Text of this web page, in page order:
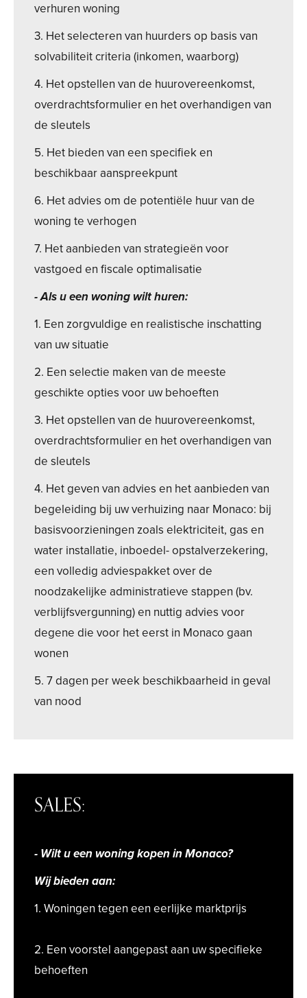
verhuren woning
3. Het selecteren van huurders op basis van
solvabiliteit criteria (inkomen, waarborg)
4. Het opstellen van de huurovereenkomst,
overdrachtsformulier en het overhandigen van
de sleutels
5. Het bieden van een specifiek en
beschikbaar aanspreekpunt
6. Het advies om de potentiële huur van de
woning te verhogen
7. Het aanbieden van strategieën voor
vastgoed en fiscale optimalisatie
- Als u een woning wilt huren:
1. Een zorgvuldige en realistische inschatting
van uw situatie
2. Een selectie maken van de meeste
geschikte opties voor uw behoeften
3. Het opstellen van de huurovereenkomst,
overdrachtsformulier en het overhandigen van
de sleutels
4. Het geven van advies en het aanbieden van
begeleiding bij uw verhuizing naar Monaco: bij
basisvoorzieningen zoals elektriciteit, gas en
water installatie, inboedel- opstalverzekering,
een volledig adviespakket over de
noodzakelijke administratieve stappen (bv.
verblijfsvergunning) en nuttig advies voor
degene die voor het eerst in Monaco gaan
wonen
5. 7 dagen per week beschikbaarheid in geval
van nood
SALES:
- Wilt u een woning kopen in Monaco?
Wij bieden aan:
1. Woningen tegen een eerlijke marktprijs
2. Een voorstel aangepast aan uw specifieke
behoeften